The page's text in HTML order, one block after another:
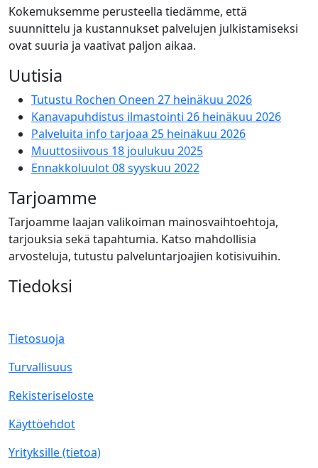
Kokemuksemme perusteella tiedämme, että
suunnittelu ja kustannukset palvelujen julkistamiseksi
ovat suuria ja vaativat paljon aikaa.
Uutisia
Tutustu Rochen Oneen 27 heinäkuu 2026
Kanavapuhdistus ilmastointi 26 heinäkuu 2026
Palveluita info tarjoaa 25 heinäkuu 2026
Muuttosiivous 18 joulukuu 2025
Ennakkoluulot08 syyskuu 2022
Tarjoamme
Tarjoamme laajan valikoiman mainosvaihtoehtoja,
tarjouksia sekä tapahtumia. Katso mahdollisia
arvosteluja, tutustu palveluntarjoajien kotisivuihin.
Tiedoksi
Tietosuoja
Turvallisuus
Rekisteriseloste
Käyttöehdot
Yrityksille (tietoa)